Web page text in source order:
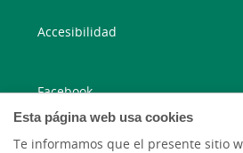
Esta página web usa cookies
Te informamos que el presente sitio
Accesibilidad
Facebook